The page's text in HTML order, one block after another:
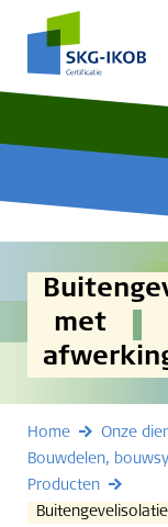
met
Home Onze
Bouwdelen,
Producten